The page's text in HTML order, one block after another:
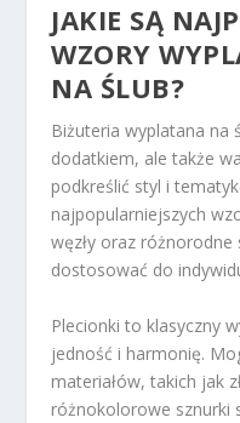
JAKIE SĄ
WZORY
NA ŚLUB?
Biżuteria wyplatana na
dodatkiem, ale także
podkreślić styl i
najpopularniejszych
węzły oraz
dostosować do
Plecionki to klasyczny
jedność i harmonię.
materiałów, takich jak
różnokolorowe sznurki